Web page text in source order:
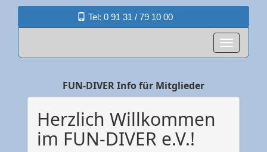
Tel: 0 91 31 / 79 10 00
FUN-DIVER Info für Mitglieder
Herzlich Willkommen
im FUN-DIVER e.V.!